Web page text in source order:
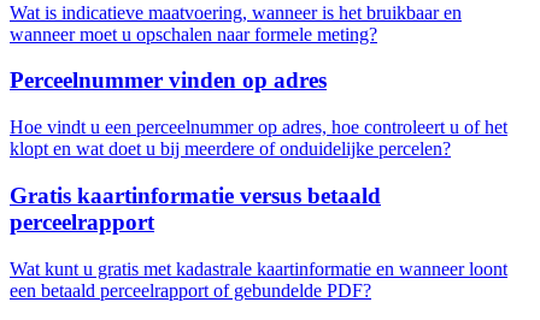
Wat is indicatieve maatvoering, wanneer is het bruikbaar en
wanneer moet u opschalen naar formele meting?
Perceelnummer vinden op adres
Hoe vindt u een perceelnummer op adres, hoe controleert u of het
klopt en wat doet u bij meerdere of onduidelijke percelen?
Gratis kaartinformatie versus betaald
perceelrapport
Wat kunt u gratis met kadastrale kaartinformatie en wanneer loont
een betaald perceelrapport of gebundelde PDF?